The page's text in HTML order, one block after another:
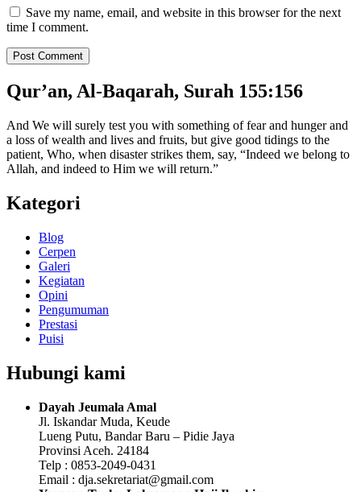
Save my name, email, and website in this browser for the next
time I comment.
Qur’an, Al-Baqarah, Surah 155:156
And We will surely test you with something of fear and hunger and
a loss of wealth and lives and fruits, but give good tidings to the
patient, Who, when disaster strikes them, say, “Indeed we belong to
Allah, and indeed to Him we will return.”
Kategori
Blog
Cerpen
Galeri
Kegiatan
Opini
Pengumuman
Prestasi
Puisi
Hubungi kami
Dayah Jeumala Amal
Jl. Iskandar Muda, Keude
Lueng Putu, Bandar Baru – Pidie Jaya
Provinsi Aceh. 24184
Telp : 0853-2049-0431
Email : dja.sekretariat@gmail.com